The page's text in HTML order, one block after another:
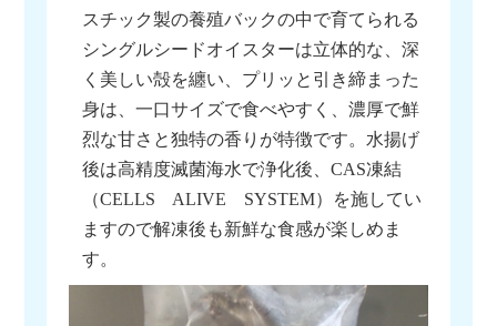
スチック製の養殖バックの中で育てられる
シングルシードオイスターは立体的な、深
く美しい殻を纏い、プリッと引き締まった
身は、一口サイズで食べやすく、濃厚で鮮
烈な甘さと独特の香りが特徴です。水揚げ
後は高精度滅菌海水で浄化後、CAS凍結
（CELLS ALIVE SYSTEM）を施してい
ますので解凍後も新鮮な食感が楽しめま
す。